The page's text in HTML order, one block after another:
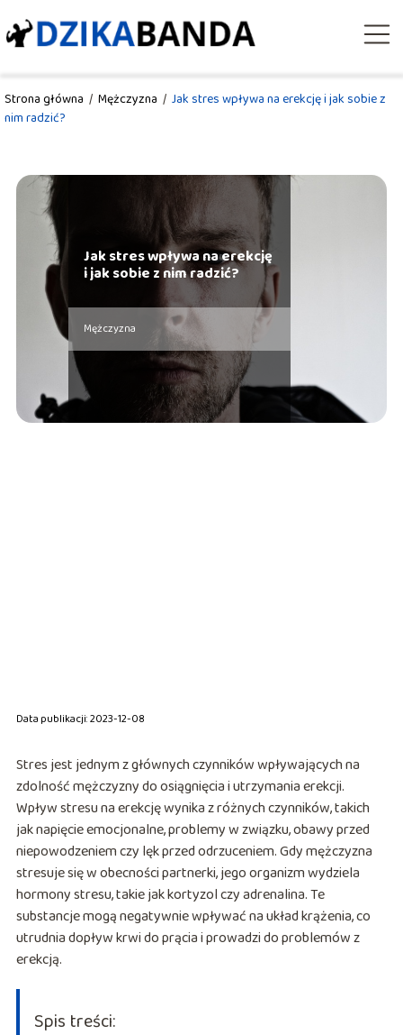
Strona główna / Mężczyzna / Jak stres wpływa na erekcję i jak sobie z
nim radzić?
Jak stres wpływa na erekcję
i jak sobie z nim radzić?
Mężczyzna
Data publikacji: 2023-12-08
Stres jest jednym z głównych czynników wpływających na
zdolność mężczyzny do osiągnięcia i utrzymania erekcji.
Wpływ stresu na erekcję wynika z różnych czynników, takich
jak napięcie emocjonalne, problemy w związku, obawy przed
niepowodzeniem czy lęk przed odrzuceniem. Gdy mężczyzna
stresuje się w obecności partnerki, jego organizm wydziela
hormony stresu, takie jak kortyzol czy adrenalina. Te
substancje mogą negatywnie wpływać na układ krążenia, co
utrudnia dopływ krwi do prącia i prowadzi do problemów z
erekcją.
Spis treści: